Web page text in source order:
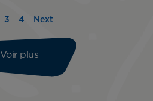
Page
3
Page
4
Page
Next
page
Voir plus